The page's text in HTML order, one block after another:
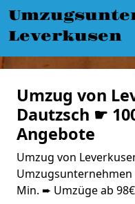
Leverkusen
Umzug von
Dautzsch ☛
Angebote
Umzug von
Umzugsunternehmen
Min. ➨ Umzüge ab 98€